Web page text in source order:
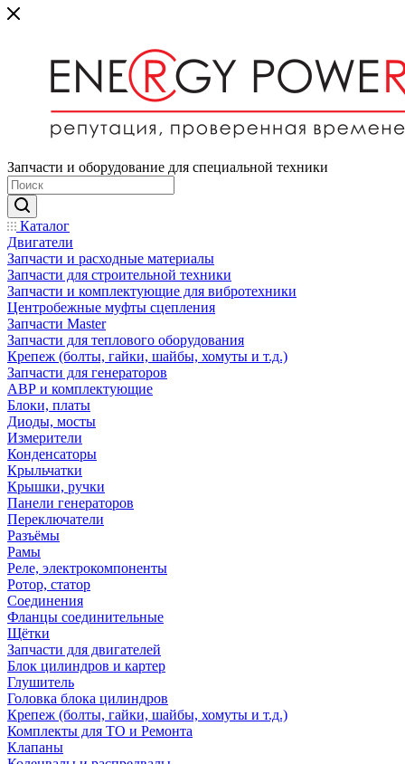
Запчасти и оборудование для специальной техники
Каталог
Двигатели
Запчасти и расходные материалы
Запчасти для строительной техники
Запчасти и комплектующие для вибротехники
Центробежные муфты сцепления
Запчасти Master
Запчасти для теплового оборудования
Крепеж (болты, гайки, шайбы, хомуты и т.д.)
Запчасти для генераторов
АВР и комплектующие
Блоки, платы
Диоды, мосты
Измерители
Конденсаторы
Крыльчатки
Крышки, ручки
Панели генераторов
Переключатели
Разъёмы
Рамы
Реле, электрокомпоненты
Ротор, статор
Соединения
Фланцы соединительные
Щётки
Запчасти для двигателей
Блок цилиндров и картер
Глушитель
Головка блока цилиндров
Крепеж (болты, гайки, шайбы, хомуты и т.д.)
Комплекты для ТО и Ремонта
Клапаны